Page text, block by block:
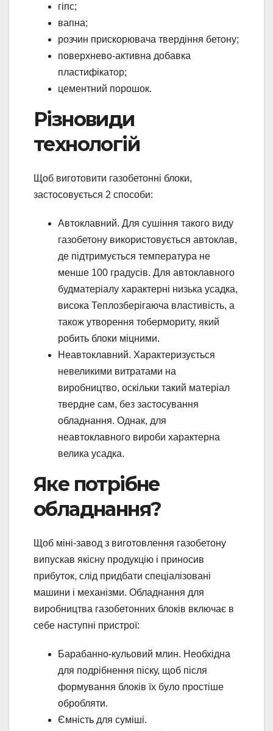
гіпс;
вапна;
розчин прискорювача твердіння бетону;
поверхнево-активна добавка
пластифікатор;
цементний порошок.
Різновиди
технологій
Щоб виготовити газобетонні блоки,
застосовується 2 способи:
Автоклавний. Для сушіння такого виду
газобетону використовується автоклав,
де підтримується температура не
менше 100 градусів. Для автоклавного
будматеріалу характерні низька усадка,
висока Теплозберігаюча властивість, а
також утворення тобермориту, який
робить блоки міцними.
Неавтоклавний. Характеризується
невеликими витратами на
виробництво, оскільки такий матеріал
твердне сам, без застосування
обладнання. Однак, для
неавтоклавного вироби характерна
велика усадка.
Яке потрібне
обладнання?
Щоб міні-завод з виготовлення газобетону
випускав якісну продукцію і приносив
прибуток, слід придбати спеціалізовані
машини і механізми. Обладнання для
виробництва газобетонних блоків включає в
себе наступні пристрої:
Барабанно-кульовий млин. Необхідна
для подрібнення піску, щоб після
формування блоків їх було простіше
обробляти.
Ємність для суміші.